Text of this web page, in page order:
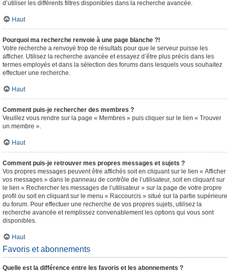
d’utiliser les différents filtres disponibles dans la recherche avancée.
Haut
Pourquoi ma recherche renvoie à une page blanche ?!
Votre recherche a renvoyé trop de résultats pour que le serveur puisse les
afficher. Utilisez la recherche avancée et essayez d’être plus précis dans les
termes employés et dans la sélection des forums dans lesquels vous souhaitez
effectuer une recherche.
Haut
Comment puis-je rechercher des membres ?
Veuillez vous rendre sur la page « Membres » puis cliquer sur le lien « Trouver
un membre ».
Haut
Comment puis-je retrouver mes propres messages et sujets ?
Vos propres messages peuvent être affichés soit en cliquant sur le lien « Afficher
vos messages » dans le panneau de contrôle de l’utilisateur, soit en cliquant sur
le lien « Rechercher les messages de l’utilisateur » sur la page de votre propre
profil ou soit en cliquant sur le menu « Raccourcis » situé sur la partie supérieure
du forum. Pour effectuer une recherche de vos propres sujets, utilisez la
recherche avancée et remplissez convenablement les options qui vous sont
disponibles.
Haut
Favoris et abonnements
Quelle est la différence entre les favoris et les abonnements ?